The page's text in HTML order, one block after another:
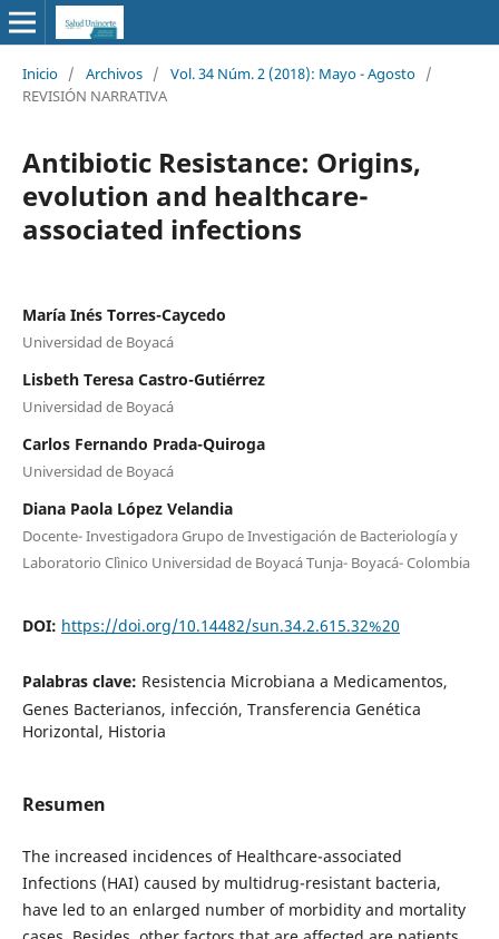
Inicio / Archivos / Vol. 34 Núm. 2 (2018): Mayo - Agosto /
REVISIÓN NARRATIVA
Antibiotic Resistance: Origins,
evolution and healthcare-
associated infections
María Inés Torres-Caycedo
Universidad de Boyacá
Lisbeth Teresa Castro-Gutiérrez
Universidad de Boyacá
Carlos Fernando Prada-Quiroga
Universidad de Boyacá
Diana Paola López Velandia
Docente- Investigadora Grupo de Investigación de Bacteriología y
Laboratorio Clìnico Universidad de Boyacá Tunja- Boyacá- Colombia
DOI: https://doi.org/10.14482/sun.34.2.615.32%20
Palabras clave: Resistencia Microbiana a Medicamentos,
Genes Bacterianos, infección, Transferencia Genética
Horizontal, Historia
Resumen
The increased incidences of Healthcare-associated
Infections (HAI) caused by multidrug-resistant bacteria,
have led to an enlarged number of morbidity and mortality